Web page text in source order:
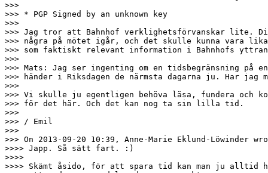
>>>
>>> * PGP Signed by an unknown key
>>>
>>> Jag tror att Bahnhof verklighetsförvanskar lite.
>>> några på mötet igår, och det skulle kunna vara lika
>>> som faktiskt relevant information i Bahnhofs
>>>
>>> Mats: Jag ser ingenting om en tidsbegränsning på
>>> händer i Riksdagen de närmsta dagarna ju. Har jag
>>>
>>> Vi skulle ju egentligen behöva läsa, fundera och
>>> för det här. Och det kan nog ta sin lilla tid.
>>>
>>> / Emil
>>>
>>> On 2013-09-20 10:39, Anne-Marie Eklund-Löwinder
>>>> Japp. Så sätt fart. :)
>>>>
>>>> Skämt åsido, för att spara tid kan man ju alltid